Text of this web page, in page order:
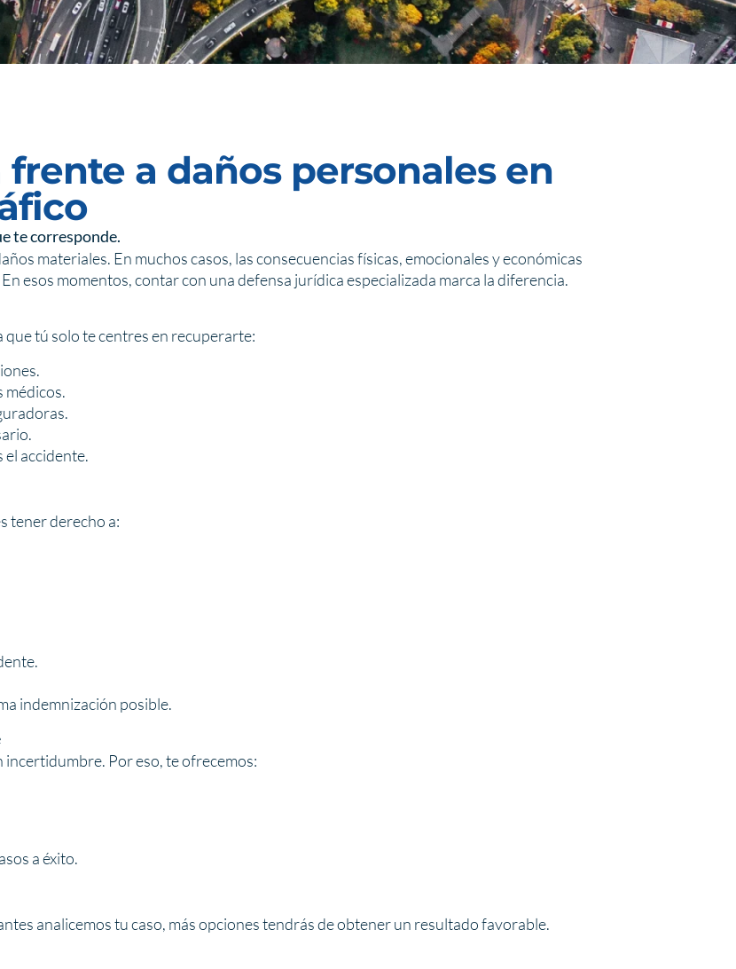
a daños personales en
te corresponde.
materiales. En muchos casos, las consecuencias físicas, emocionales y económicas
esos momentos, contar con una defensa jurídica especializada marca la diferencia.
tú solo te centres en recuperarte:
médicos.
accidente.
tener derecho a:
indemnización posible.
incertidumbre. Por eso, te ofrecemos:
a éxito.
analicemos tu caso, más opciones tendrás de obtener un resultado favorable.